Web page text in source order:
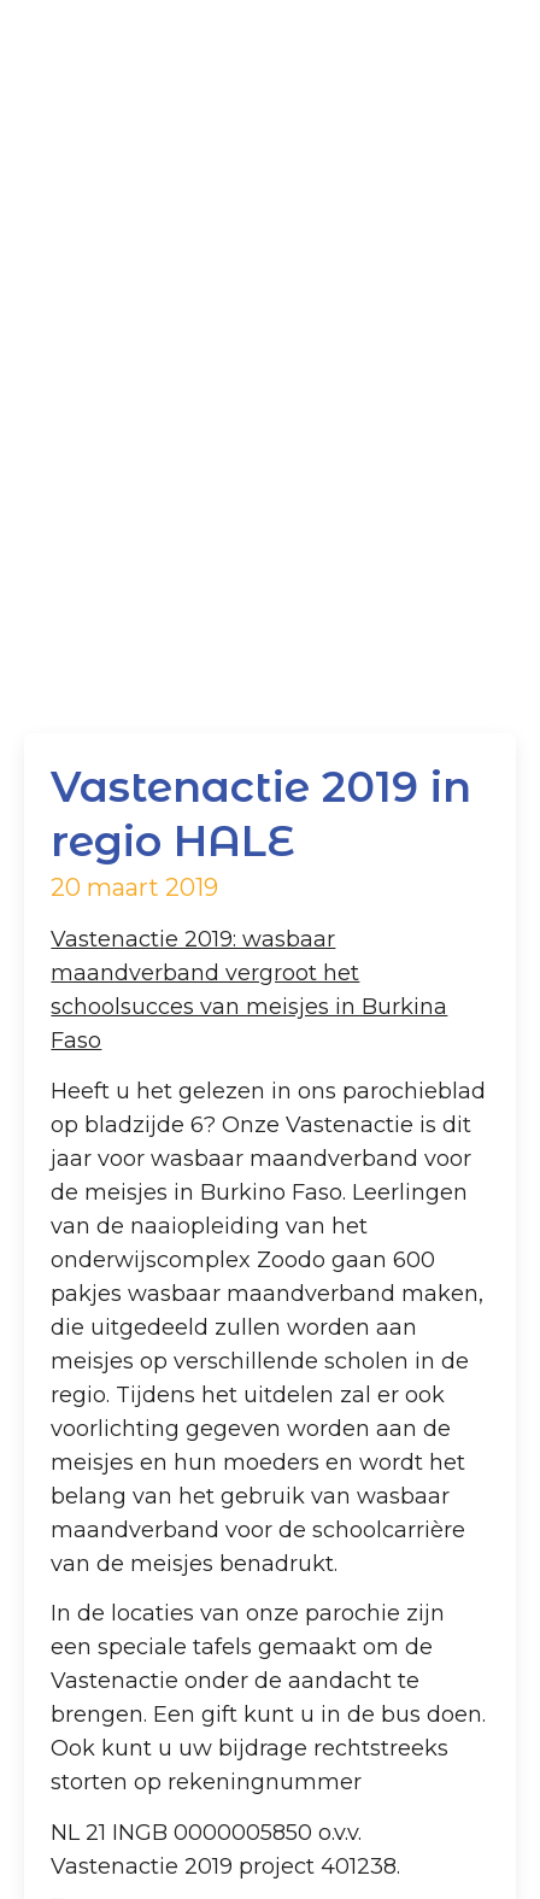
Vastenactie 2019 in
regio HALE
20 maart 2019
Vastenactie 2019: wasbaar
maandverband vergroot het
schoolsucces van meisjes in Burkina
Faso
Heeft u het gelezen in ons parochieblad
op bladzijde 6? Onze Vastenactie is dit
jaar voor wasbaar maandverband voor
de meisjes in Burkino Faso. Leerlingen
van de naaiopleiding van het
onderwijscomplex Zoodo gaan 600
pakjes wasbaar maandverband maken,
die uitgedeeld zullen worden aan
meisjes op verschillende scholen in de
regio. Tijdens het uitdelen zal er ook
voorlichting gegeven worden aan de
meisjes en hun moeders en wordt het
belang van het gebruik van wasbaar
maandverband voor de schoolcarrière
van de meisjes benadrukt.
In de locaties van onze parochie zijn
een speciale tafels gemaakt om de
Vastenactie onder de aandacht te
brengen. Een gift kunt u in de bus doen.
Ook kunt u uw bijdrage rechtstreeks
storten op rekeningnummer
NL 21 INGB 0000005850 o.v.v.
Vastenactie 2019 project 401238.